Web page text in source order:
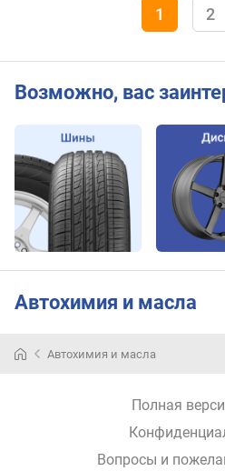
1 2
Возможно, вас
Автохимия и масла
Автохимия и масла
Полная
Вопросы и